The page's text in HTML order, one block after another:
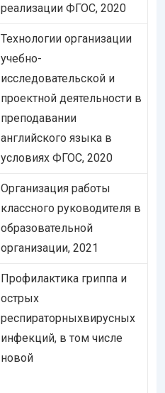
реализации ФГОС, 2020
Технологии организации
учебно-
исследовательской и
проектной деятельности в
преподавании
английского языка в
условиях ФГОС, 2020
Организация работы
классного руководителя в
образовательной
организации, 2021
Профилактика гриппа и
острых
респираторныхвирусных
инфекций, в том числе
новой